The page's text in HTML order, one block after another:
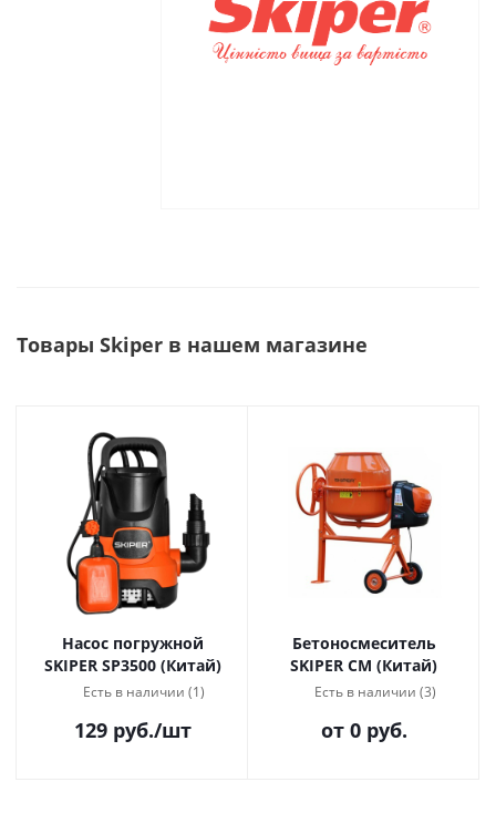
Товары Skiper в нашем магазине
Насос погружной
SKIPER SP3500 (Китай)
Есть в наличии (1)
129руб./шт
Бетоносмеситель
SKIPER CM (Китай)
Есть в наличии (3)
от 0 руб.